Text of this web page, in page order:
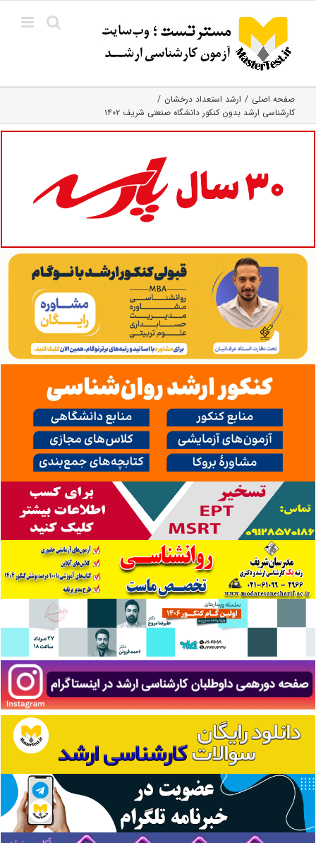
content
صفحه اصلی
ارشد استعداد درخشان
کارشناسی ارشد بدون کنکور دانشگاه صنعتی شریف ۱۴۰۲